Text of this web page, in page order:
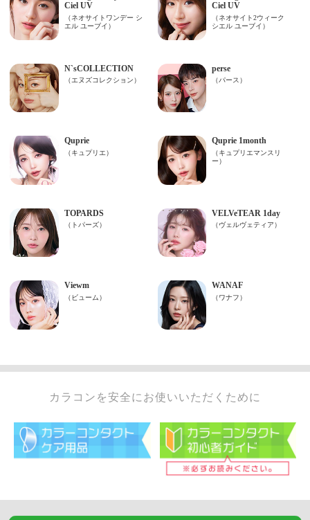
カラコンを安全にお使いいただくために